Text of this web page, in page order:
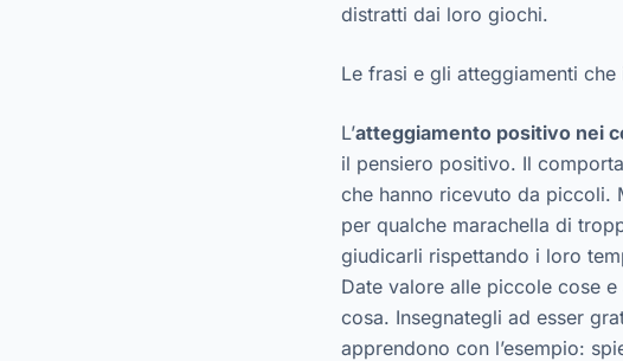
distratti dai loro giochi.
Le frasi e gli atteggiamenti
L’atteggiamento positivo nei
il pensiero positivo. Il
che hanno ricevuto da piccoli.
per qualche marachella di
giudicarli rispettando i loro
Date valore alle piccole cose
cosa. Insegnategli ad esser
apprendono con l’esempio: